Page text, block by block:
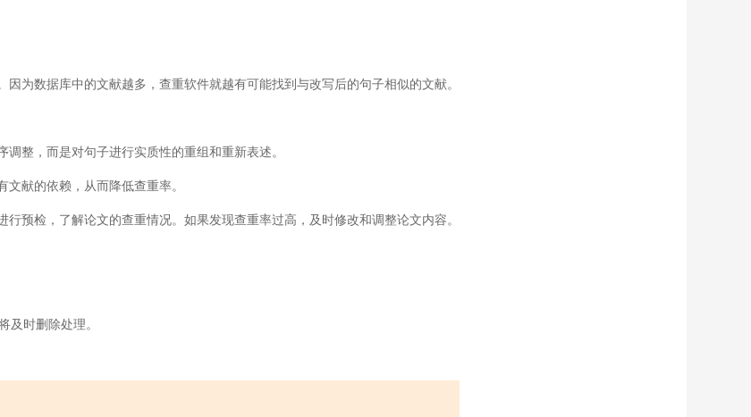
为数据库中的文献越多，查重软件就越有可能找到与改写后的句子相似的文献。
整，而是对句子进行实质性的重组和重新表述。
献的依赖，从而降低查重率。
预检，了解论文的查重情况。如果发现查重率过高，及时修改和调整论文内容。
时删除处理。